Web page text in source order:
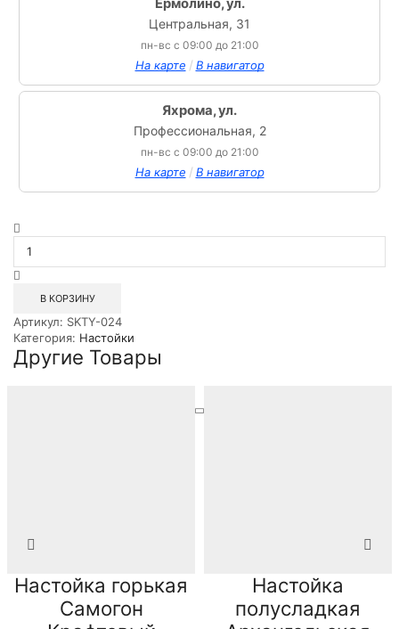
Ермолино, ул.
Центральная, 31
пн-вс с 09:00 до 21:00
На карте / В навигатор
Яхрома, ул.
Профессиональная, 2
пн-вс с 09:00 до 21:00
На карте / В навигатор
товара
Настойка
Белая
на
бородинском
хлебе
0.5л
В КОРЗИНУ
Артикул: SKTY-024
Категория: Настойки
Другие Товары
Настойка горькая
Самогон
Настойка
полусладкая